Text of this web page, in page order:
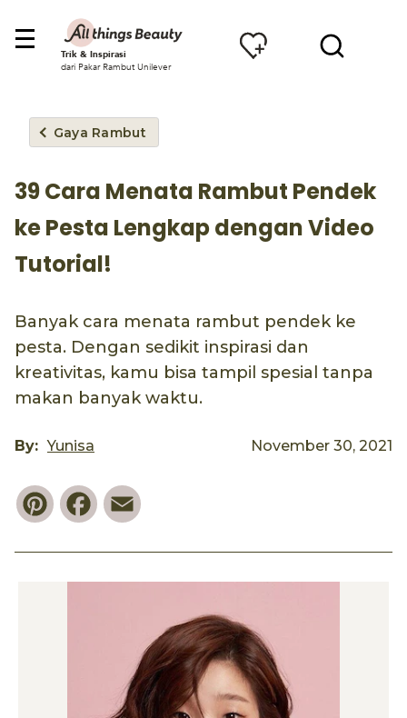
Trik & Inspirasi
dari Pakar Rambut Unilever
Gaya Rambut
39 Cara Menata Rambut Pendek
ke Pesta Lengkap dengan Video
Tutorial!
Banyak cara menata rambut pendek ke
pesta. Dengan sedikit inspirasi dan
kreativitas, kamu bisa tampil spesial tanpa
makan banyak waktu.
By: Yunisa November 30, 2021
PinterestFacebook